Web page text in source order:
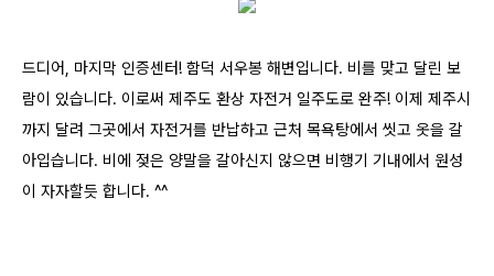
드디어, 마지막 인증센터! 함덕 서우봉 해변입니다. 비를 맞고 달린 보
람이 있습니다. 이로써 제주도 환상 자전거 일주도로 완주! 이제 제주시
까지 달려 그곳에서 자전거를 반납하고 근처 목욕탕에서 씻고 옷을 갈
아입습니다. 비에 젖은 양말을 갈아신지 않으면 비행기 기내에서 원성
이 자자할듯 합니다. ^^